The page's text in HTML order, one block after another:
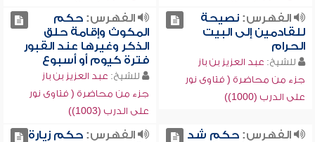
الفهرس:نصيحة
للقادمين إلى البيت
الحرام
للشيخ: عبد العزيز بن باز
جزء من محاضرة ( فتاوى نور
على الدرب (1000))
الفهرس:حكم
المكوث وإقامة حلق
الذكر وغيرها عند القبور
فترة كيوم أو أسبوع
للشيخ: عبد العزيز بن باز
جزء من محاضرة ( فتاوى نور
على الدرب (1003))
الفهرس:حكم شد
الفهرس:حكم زيارة